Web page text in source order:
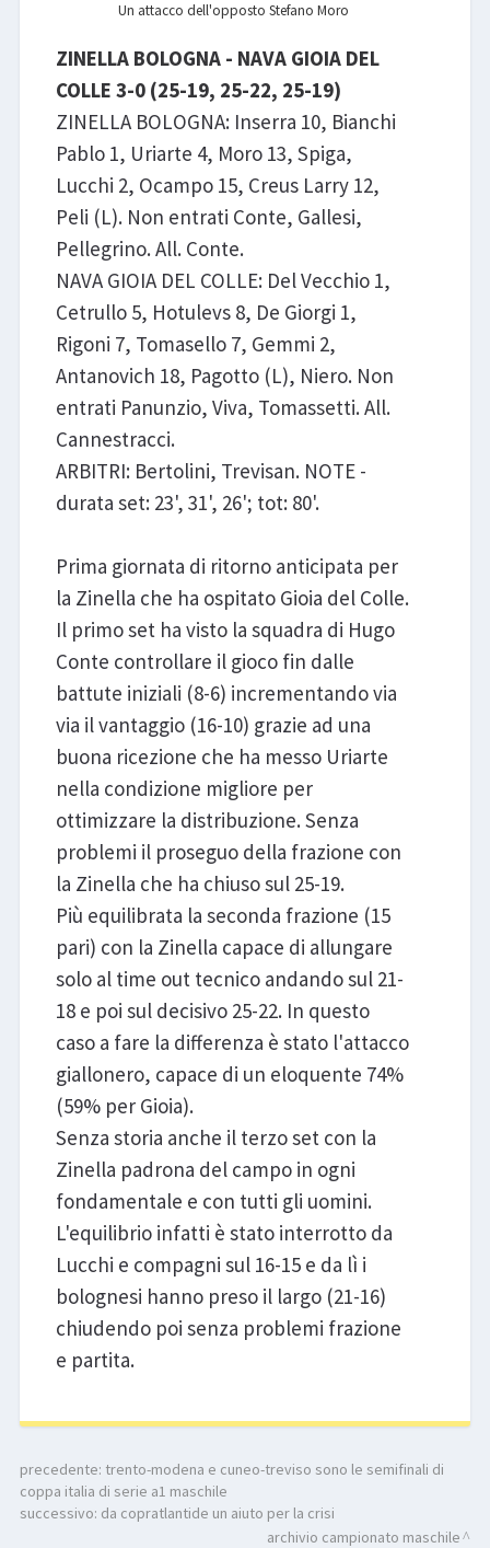
Un attacco dell'opposto Stefano Moro
ZINELLA BOLOGNA - NAVA GIOIA DEL
COLLE 3-0 (25-19, 25-22, 25-19)
ZINELLA BOLOGNA: Inserra 10, Bianchi
Pablo 1, Uriarte 4, Moro 13, Spiga,
Lucchi 2, Ocampo 15, Creus Larry 12,
Peli (L). Non entrati Conte, Gallesi,
Pellegrino. All. Conte.
NAVA GIOIA DEL COLLE: Del Vecchio 1,
Cetrullo 5, Hotulevs 8, De Giorgi 1,
Rigoni 7, Tomasello 7, Gemmi 2,
Antanovich 18, Pagotto (L), Niero. Non
entrati Panunzio, Viva, Tomassetti. All.
Cannestracci.
ARBITRI: Bertolini, Trevisan. NOTE -
durata set: 23', 31', 26'; tot: 80'.
Prima giornata di ritorno anticipata per
la Zinella che ha ospitato Gioia del Colle.
Il primo set ha visto la squadra di Hugo
Conte controllare il gioco fin dalle
battute iniziali (8-6) incrementando via
via il vantaggio (16-10) grazie ad una
buona ricezione che ha messo Uriarte
nella condizione migliore per
ottimizzare la distribuzione. Senza
problemi il proseguo della frazione con
la Zinella che ha chiuso sul 25-19.
Più equilibrata la seconda frazione (15
pari) con la Zinella capace di allungare
solo al time out tecnico andando sul 21-
18 e poi sul decisivo 25-22. In questo
caso a fare la differenza è stato l'attacco
giallonero, capace di un eloquente 74%
(59% per Gioia).
Senza storia anche il terzo set con la
Zinella padrona del campo in ogni
fondamentale e con tutti gli uomini.
L'equilibrio infatti è stato interrotto da
Lucchi e compagni sul 16-15 e da lì i
bolognesi hanno preso il largo (21-16)
chiudendo poi senza problemi frazione
e partita.
precedente: trento-modena e cuneo-treviso sono le semifinali di
coppa italia di serie a1 maschile
successivo: da copratlantide un aiuto per la crisi
archivio campionato maschile